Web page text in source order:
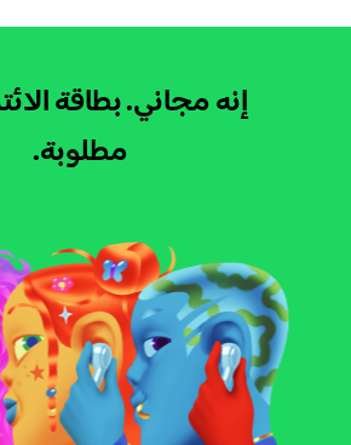
إنه مجاني.بطاقة
مطلوبة.